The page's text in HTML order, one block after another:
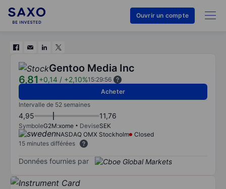
Ouvrir un compte
Gentoo Media Inc
6,81+0,14 / +2,10%15:29:56
Acheter
Intervalle de 52 semaines
4,95 11,76
SymboleG2M:xome DeviseSEK
NASDAQ OMX Stockholm
Closed
15 minutes différées
Données fournies par